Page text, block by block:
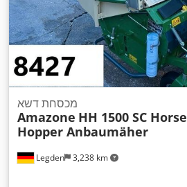
Legden 3,238 km
מכסחת דשא
Amazone HH 1500 SC Horse
Hopper Anbaumäher